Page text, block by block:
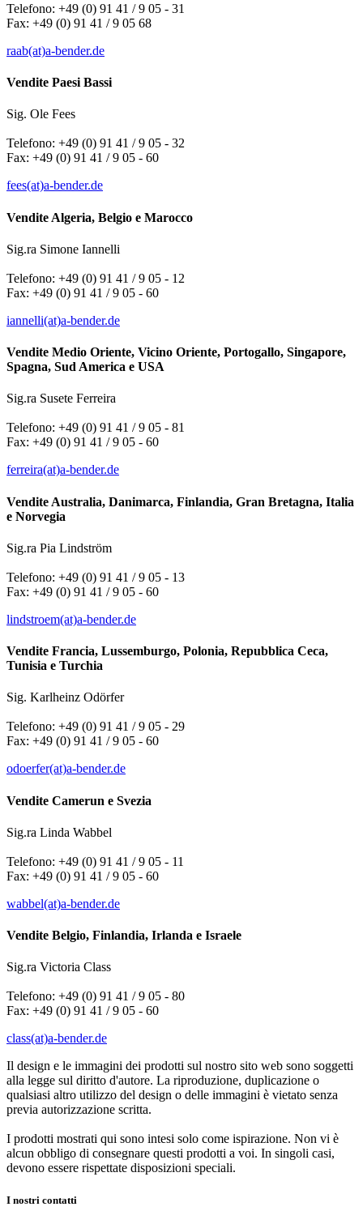
Telefono: +49 (0) 91 41 / 9 05 - 31
Fax: +49 (0) 91 41 / 9 05 68
raab(at)a-bender.de
Vendite Paesi Bassi
Sig. Ole Fees
Telefono: +49 (0) 91 41 / 9 05 - 32
Fax: +49 (0) 91 41 / 9 05 - 60
fees(at)a-bender.de
Vendite Algeria, Belgio e Marocco
Sig.ra Simone Iannelli
Telefono: +49 (0) 91 41 / 9 05 - 12
Fax: +49 (0) 91 41 / 9 05 - 60
iannelli(at)a-bender.de
Vendite Medio Oriente, Vicino Oriente, Portogallo, Singapore,
Spagna, Sud America e USA
Sig.ra Susete Ferreira
Telefono: +49 (0) 91 41 / 9 05 - 81
Fax: +49 (0) 91 41 / 9 05 - 60
ferreira(at)a-bender.de
Vendite Australia, Danimarca, Finlandia, Gran Bretagna, Italia
e Norvegia
Sig.ra Pia Lindström
Telefono: +49 (0) 91 41 / 9 05 - 13
Fax: +49 (0) 91 41 / 9 05 - 60
lindstroem(at)a-bender.de
Vendite Francia, Lussemburgo, Polonia, Repubblica Ceca,
Tunisia e Turchia
Sig. Karlheinz Odörfer
Telefono: +49 (0) 91 41 / 9 05 - 29
Fax: +49 (0) 91 41 / 9 05 - 60
odoerfer(at)a-bender.de
Vendite Camerun e Svezia
Sig.ra Linda Wabbel
Telefono: +49 (0) 91 41 / 9 05 - 11
Fax: +49 (0) 91 41 / 9 05 - 60
wabbel(at)a-bender.de
Vendite Belgio, Finlandia, Irlanda e Israele
Sig.ra Victoria Class
Telefono: +49 (0) 91 41 / 9 05 - 80
Fax: +49 (0) 91 41 / 9 05 - 60
class(at)a-bender.de
Il design e le immagini dei prodotti sul nostro sito web sono soggetti
alla legge sul diritto d'autore. La riproduzione, duplicazione o
qualsiasi altro utilizzo del design o delle immagini è vietato senza
previa autorizzazione scritta.
I prodotti mostrati qui sono intesi solo come ispirazione. Non vi è
alcun obbligo di consegnare questi prodotti a voi. In singoli casi,
devono essere rispettate disposizioni speciali.
I nostri contatti